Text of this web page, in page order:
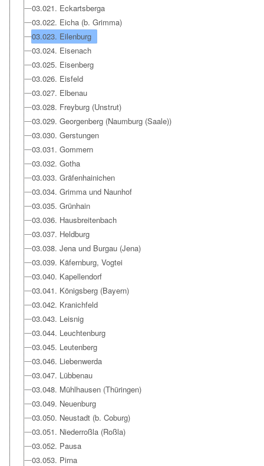
03.021. Eckartsberga
03.022. Eicha (b. Grimma)
03.023. Eilenburg
03.024. Eisenach
03.025. Eisenberg
03.026. Eisfeld
03.027. Elbenau
03.028. Freyburg (Unstrut)
03.029. Georgenberg (Naumburg (Saale))
03.030. Gerstungen
03.031. Gommern
03.032. Gotha
03.033. Gräfenhainichen
03.034. Grimma und Naunhof
03.035. Grünhain
03.036. Hausbreitenbach
03.037. Heldburg
03.038. Jena und Burgau (Jena)
03.039. Käfernburg, Vogtei
03.040. Kapellendorf
03.041. Königsberg (Bayern)
03.042. Kranichfeld
03.043. Leisnig
03.044. Leuchtenburg
03.045. Leutenberg
03.046. Liebenwerda
03.047. Lübbenau
03.048. Mühlhausen (Thüringen)
03.049. Neuenburg
03.050. Neustadt (b. Coburg)
03.051. Niederroßla (Roßla)
03.052. Pausa
03.053. Pirna